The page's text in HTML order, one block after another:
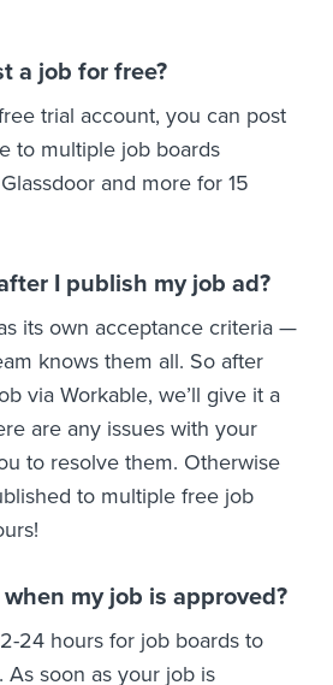
a job for free?
trial account, you can post
to multiple job boards
and more for 15
I publish my job ad?
its own acceptance criteria —
knows them all. So after
via Workable, we’ll give it a
are any issues with your
to resolve them. Otherwise
to multiple free job
my job is approved?
24 hours for job boards to
As soon as your job is